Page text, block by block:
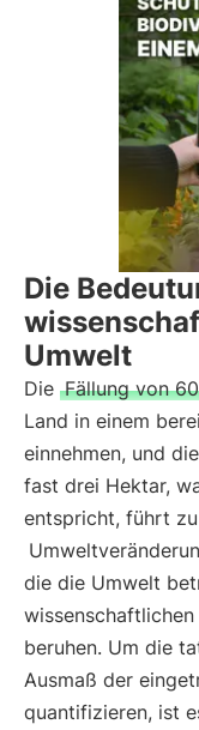
Die
Umwelt
Die Fällung von
Land in einem
einnehmen, und
fast drei Hektar,
entspricht, führt
die die Umwelt
beruhen. Um die
Ausmaß der
quantifizieren, ist